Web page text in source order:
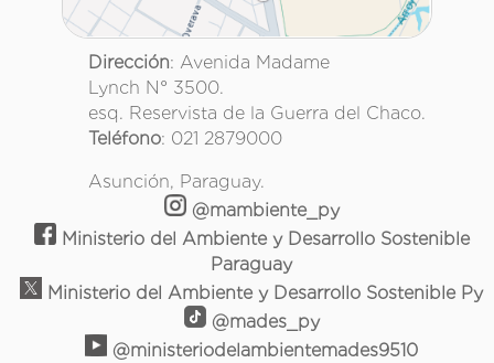
Dirección: Avenida Madame
Lynch N° 3500.
esq. Reservista de la Guerra del Chaco.
Teléfono: 021 2879000
Asunción, Paraguay.
@mambiente_py
Ministerio del Ambiente y Desarrollo Sostenible
Paraguay
Ministerio del Ambiente y Desarrollo Sostenible Py
@mades_py
@ministeriodelambientemades9510